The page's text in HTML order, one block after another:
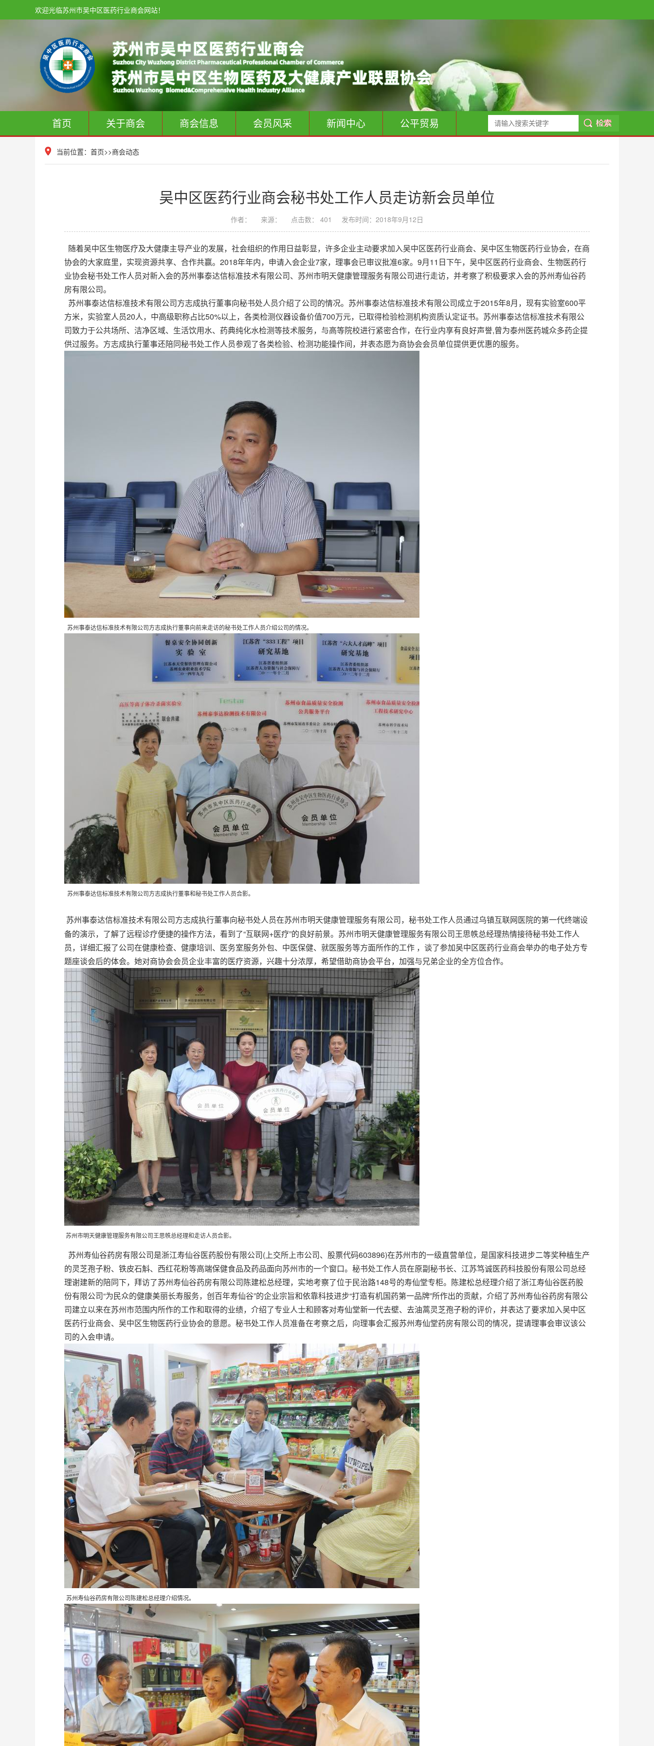
欢迎光临苏州市吴中区医药行业商会网站！
首页 关于商会 商会信息 会员风采 新闻中心 公平贸易
当前位置： 首页>>商会动态
吴中区医药行业商会秘书处工作人员走访新会员单位
作者： 来源： 点击数： 401 发布时间：2018年9月12日
随着吴中区生物医疗及大健康主导产业的发展，社会组织的作用日益彰显，许多企业主动要求加入吴中区医药行业商会、吴中区生物医药行业协会，在商
协会的大家庭里，实现资源共享、合作共赢。2018年年内，申请入会企业7家，理事会已审议批准6家。9月11日下午，吴中区医药行业商会、生物医药行
业协会秘书处工作人员对新入会的苏州事泰达信标准技术有限公司、苏州市明天健康管理服务有限公司进行走访，并考察了积极要求入会的苏州寿仙谷药
房有限公司。
苏州事泰达信标准技术有限公司方志成执行董事向秘书处人员介绍了公司的情况。苏州事泰达信标准技术有限公司成立于2015年8月，现有实验室600平
方米，实验室人员20人，中高级职称占比50%以上，各类检测仪器设备价值700万元，已取得检验检测机构资质认定证书。苏州事泰达信标准技术有限公
司致力于公共场所、洁净区域、生活饮用水、药典纯化水检测等技术服务，与高等院校进行紧密合作，在行业内享有良好声誉,曾为泰州医药城众多药企提
供过服务。方志成执行董事还陪同秘书处工作人员参观了各类检验、检测功能操作间，并表态愿为商协会会员单位提供更优惠的服务。
苏州事泰达信标准技术有限公司方志成执行董事向前来走访的秘书处工作人员介绍公司的情况。
苏州事泰达信标准技术有限公司方志成执行董事和秘书处工作人员合影。
苏州事泰达信标准技术有限公司方志成执行董事向秘书处人员在苏州市明天健康管理服务有限公司，秘书处工作人员通过乌镇互联网医院的第一代终端设
备的演示，了解了远程诊疗便捷的操作方法，看到了“互联网+医疗”的良好前景。苏州市明天健康管理服务有限公司王思帙总经理热情接待秘书处工作人
员，详细汇报了公司在健康检查、健康培训、医务室服务外包、中医保健、就医服务等方面所作的工作 ，谈了参加吴中区医药行业商会举办的电子处方专
题座谈会后的体会。她对商协会会员企业丰富的医疗资源，兴趣十分浓厚，希望借助商协会平台，加强与兄弟企业的全方位合作。
苏州市明天健康管理服务有限公司王思帙总经理和走访人员合影。
苏州寿仙谷药房有限公司是浙江寿仙谷医药股份有限公司(上交所上市公司、股票代码603896)在苏州市的一级直营单位，是国家科技进步二等奖种植生产
的灵芝孢子粉、铁皮石斛、西红花粉等高端保健食品及药品面向苏州市的一个窗口。秘书处工作人员在原副秘书长、江苏笃诚医药科技股份有限公司总经
理谢建新的陪同下，拜访了苏州寿仙谷药房有限公司陈建松总经理，实地考察了位于民治路148号的寿仙堂专柜。陈建松总经理介绍了浙江寿仙谷医药股
份有限公司“为民众的健康美丽长寿服务，创百年寿仙谷”的企业宗旨和依靠科技进步“打造有机国药第一品牌”所作出的贡献，介绍了苏州寿仙谷药房有限公
司建立以来在苏州市范围内所作的工作和取得的业绩，介绍了专业人士和顾客对寿仙堂新一代去壁、去油蒿灵芝孢子粉的评价，并表达了要求加入吴中区
医药行业商会、吴中区生物医药行业协会的意愿。秘书处工作人员准备在考察之后，向理事会汇报苏州寿仙堂药房有限公司的情况，提请理事会审议该公
司的入会申请。
苏州寿仙谷药房有限公司陈建松总经理介绍情况。